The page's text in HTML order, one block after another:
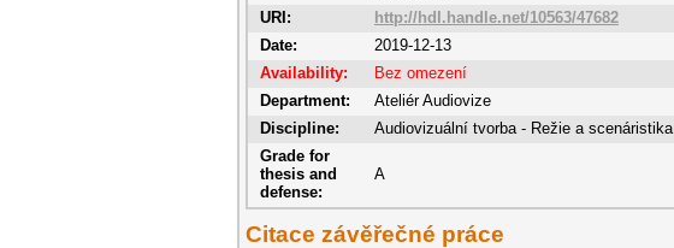
URI:
http://hdl.handle.net/10563/47682
Date:
2019-12-13
Availability:
Bez omezení
Department:
Ateliér Audiovize
Discipline:
Audiovizuální tvorba - Režie a scenáristika
Grade for
thesis and
defense:
A
Citace závěřečné práce